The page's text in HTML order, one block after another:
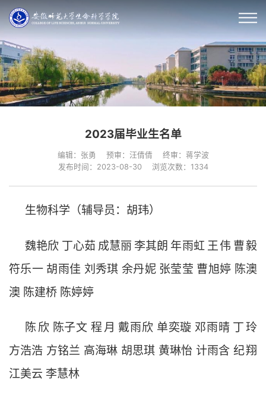
2023届毕业生名单
编辑：张勇 预审：汪倩倩
终审：蒋学波
发布时间：2023-08-30
浏览次数： 1334
生物科学（辅导员：胡玮）
魏艳欣 丁心茹 成慧丽 李其朗 年雨虹 王 伟 曹毅
符乐一 胡雨佳 刘秀琪 余丹妮 张莹莹 曹旭婷 陈澳
澳 陈建桥 陈婷婷
陈欣 陈子文 程 月 戴雨欣 单奕璇 邓雨晴 丁玲
方浩浩 方铭兰 高海琳 胡思琪 黄琳怡 计雨含 纪翔
江美云 李慧林